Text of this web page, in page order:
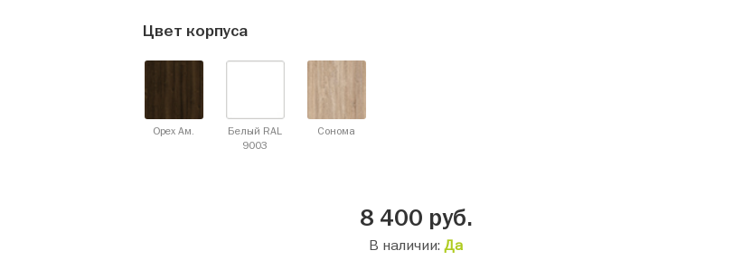
Цвет корпуса
Орех Ам.
Белый RAL
9003
Сонома
8 400 руб.
В наличии: Да